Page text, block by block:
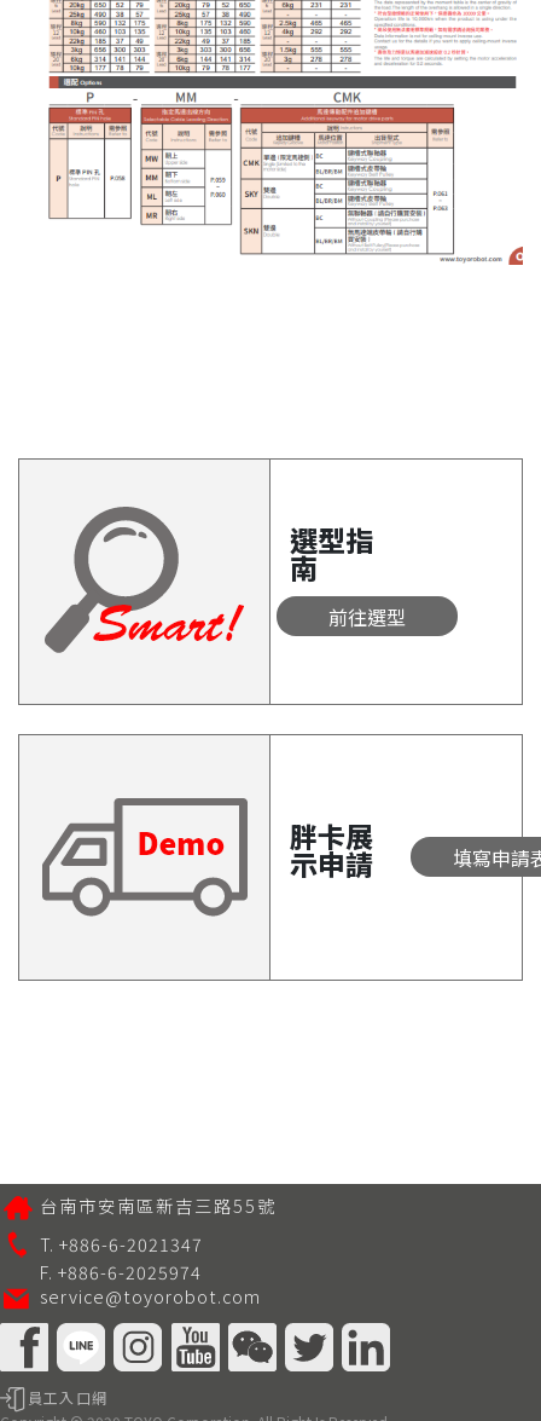
選型指
南
前往選型
胖卡展
示申請 填寫申請
台南市安南區新吉三路55號
T. +886-6-2021347
F. +886-6-2025974
service@toyorobot.com
員工入口網